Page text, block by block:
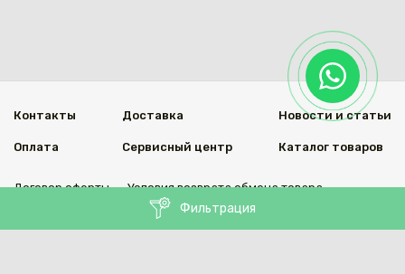
Фильтрация
Контакты
Оплата
Доставка
Сервисный центр
Новости и статьи
Каталог товаров
Договор оферты Условия возврата обмена товара